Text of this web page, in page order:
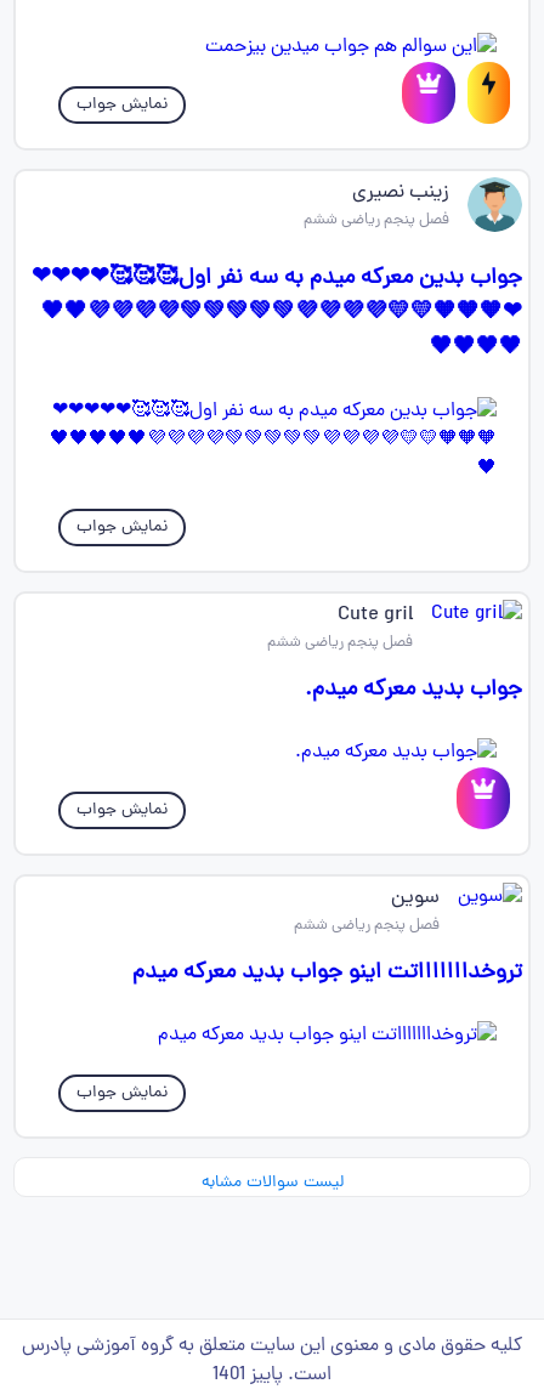
نمایش جواب
زینب نصیری
فصل پنجم ریاضی ششم
جواب بدین معرکه میدم به سه نفر اول🥰🥰🥰❤❤❤❤
❤🧡🧡🧡💛💛💜💜💜💜💚💚💚💚💚💜💜💜💜🖤🖤
🖤🖤🖤🖤
نمایش جواب
Cute gril
فصل پنجم ریاضی ششم
جواب بدید معرکه میدم.
نمایش جواب
سوین
فصل پنجم ریاضی ششم
تروخداااااااتت اینو جواب بدید معرکه میدم
نمایش جواب
لیست سوالات مشابه
کلیه حقوق مادی و معنوی این سایت متعلق به گروه آموزشی پادرس
است. پاییز 1401